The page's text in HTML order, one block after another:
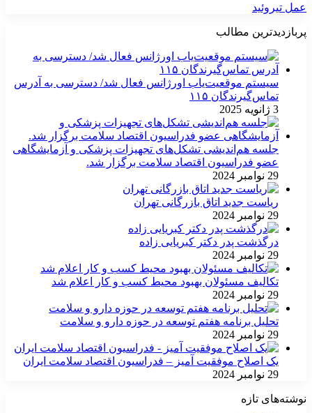
عمل تیروئید
پربازدیدترین مطالب
سیستم موقعیت‌یاب اورژانس فعال شد/ دسترسی به آدرس
تماس‌گیرندگان ۱۱۵
3 ژانویه 2025
جلسه هم‌اندیشی تشکل‌های تجهیزات پزشکی و آزمایشگاهی
عضو فدراسیون اقتصاد سلامت برگزار شد.
29 نوامبر 2024
ریاست جدید اتاق بازرگانی تهران
29 نوامبر 2024
درگذشت پدر دکتر کبریایی زاده
29 نوامبر 2024
تکالیف مسئولان بهبود محیط کسب و کار اعلام شد
29 نوامبر 2024
تحلیل برنامه هفتم توسعه در حوزه دارو و سلامت
29 نوامبر 2024
یک اصلاح موفقیت آمیز – فدراسیون اقتصاد سلامت ایران
29 نوامبر 2024
نوشته‌های تازه